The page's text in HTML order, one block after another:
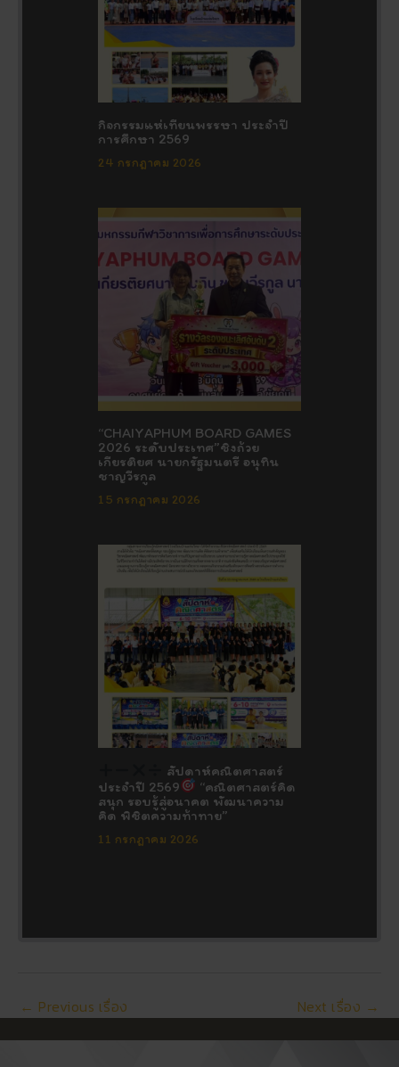
กิจกรรมแห่เทียนพรรษา ประจำปี
การศึกษา 2569
24 กรกฎาคม 2026
“CHAIYAPHUM BOARD GAMES
2026 ระดับประเทศ”ชิงถ้วย
เกียรติยศ นายกรัฐมนตรี อนุทิน
ชาญวีรกูล
15 กรกฎาคม 2026
สัปดาห์คณิตศาสตร์
ประจำปี 2569
“คณิตศาสตร์คิด
สนุก รอบรู้สู่อนาคต พัฒนาความ
คิด พิชิตความท้าทาย”
11 กรกฎาคม 2026
← Previous เรื่อง Next เรื่อง →